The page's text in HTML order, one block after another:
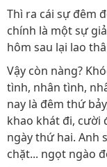
Thì ra cái sự đêm
chính là một sự
hôm sau lại lao
Vậy còn nàng?
tình, nhân tình,
nay là đêm thứ
khao khát đi, cười
ngày thứ hai. Anh
chặt... ngọt ngào